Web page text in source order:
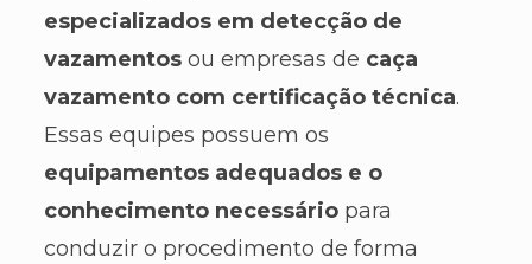
especializados em detecção de
vazamentosou empresas de caça
vazamento com certificação técnica.
Essas equipes possuem os
equipamentos adequados e o
conhecimento necessáriopara
conduzir o procedimento de forma